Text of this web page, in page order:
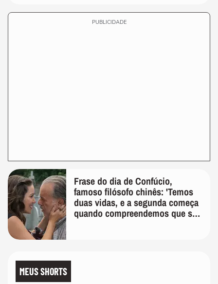
PUBLICIDADE
Frase do dia de Confúcio,
famoso filósofo chinês: 'Temos
duas vidas, e a segunda começa
quando compreendemos que só
MEUS SHORTS